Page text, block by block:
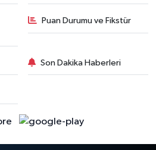
Puan Durumu ve Fikstür
Son Dakika Haberleri